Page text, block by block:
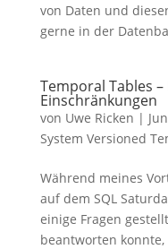
von Daten und
gerne in der
Temporal Tables
Einschränkungen
von Uwe Ricken |
System Versioned
Während meines
auf dem SQL
einige Fragen
beantworten